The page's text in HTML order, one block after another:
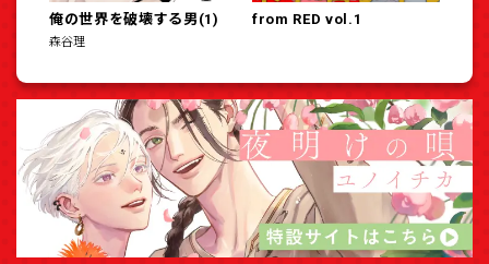
俺の世界を破壊する男(1)
森谷理
from RED vol.1